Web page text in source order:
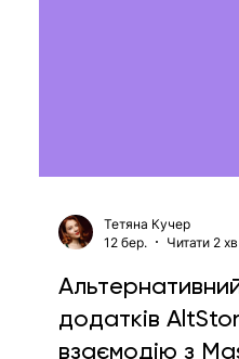
12 бер.
Читати 2 хв